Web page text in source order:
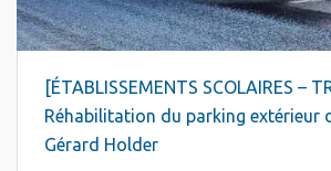
[ÉTABLISSEMENTS SCOLAIRES –
Réhabilitation du parking extérieur
Gérard Holder